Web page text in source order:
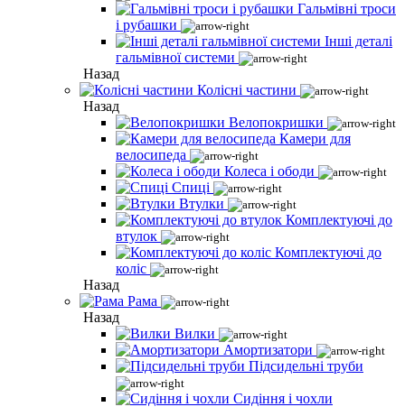
Гальмівні троси
і рубашки
Інші деталі
гальмівної системи
Назад
Колісні частини
Назад
Велопокришки
Камери для
велосипеда
Колеса і ободи
Спиці
Втулки
Комплектуючі до
втулок
Комплектуючі до
коліс
Назад
Рама
Назад
Вилки
Амортизатори
Підсидельні труби
Сидіння і чохли